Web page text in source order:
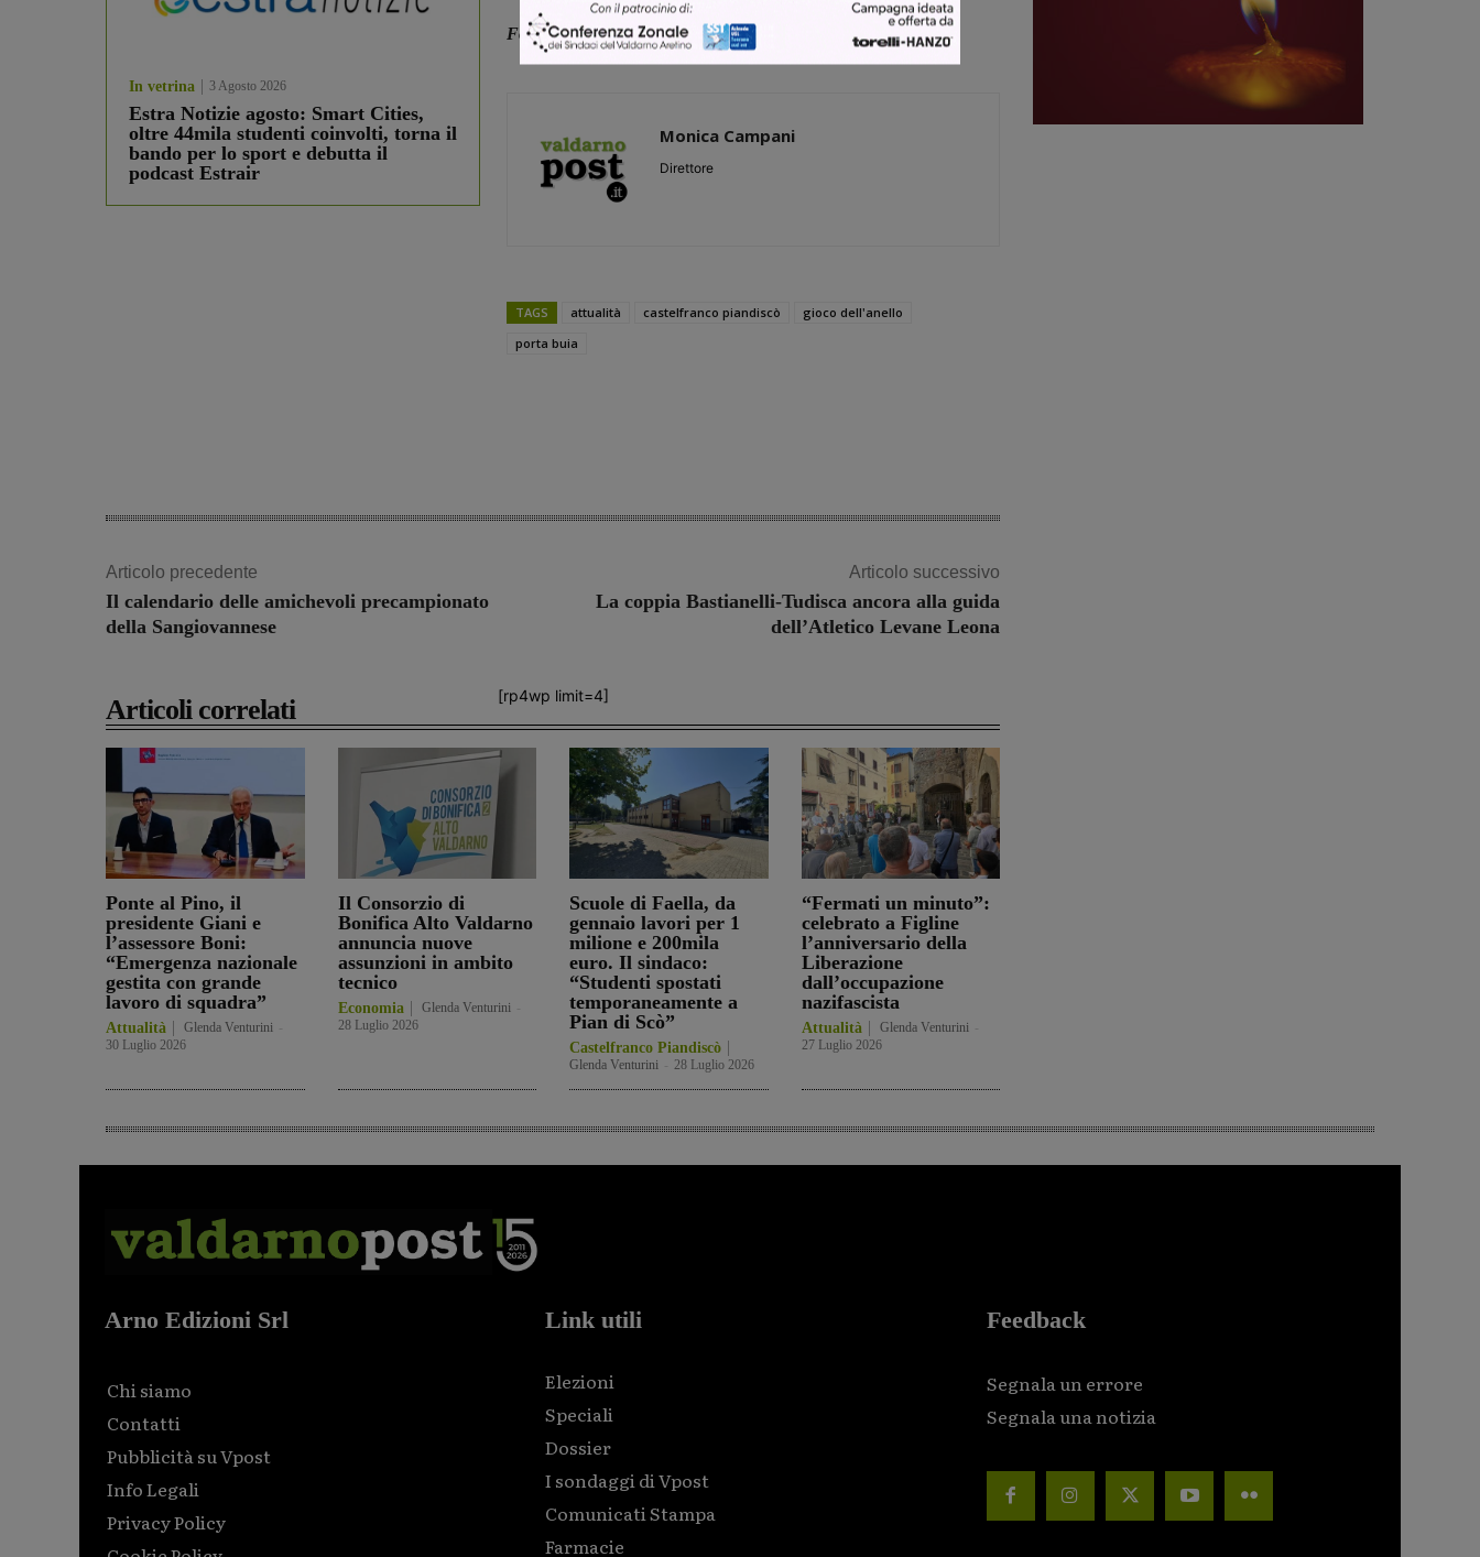
In vetrina 3 Agosto 2026
Estra Notizie agosto: Smart Cities,
oltre 44mila studenti coinvolti, torna il
bando per lo sport e debutta il
podcast Estrair
Foto di Emma Gironi
Monica Campani
Direttore
TAGS attualità castelfranco piandiscò
gioco dell'anello
porta buia
Articolo precedente
Il calendario delle amichevoli precampionato
della Sangiovannese
Articolo successivo
La coppia Bastianelli-Tudisca ancora alla guida
dell’Atletico Levane Leona
[rp4wp limit=4]
Articoli correlati
Ponte al Pino, il
presidente Giani e
l’assessore Boni:
“Emergenza nazionale
gestita con grande
lavoro di squadra”
Attualità Glenda Venturini
30 Luglio 2026
Il Consorzio di
Bonifica Alto Valdarno
annuncia nuove
assunzioni in ambito
tecnico
Economia Glenda Venturini
28 Luglio 2026
Scuole di Faella, da
gennaio lavori per 1
milione e 200mila
euro. Il sindaco:
“Studenti spostati
temporaneamente a
Pian di Scò”
Castelfranco Piandiscò
Glenda Venturini 28 Luglio 2026
“Fermati un minuto”:
celebrato a Figline
l’anniversario della
Liberazione
dall’occupazione
nazifascista
Attualità Glenda Venturini
27 Luglio 2026
Arno Edizioni Srl
Chi siamo
Contatti
Pubblicità su Vpost
Info Legali
Privacy Policy
Link utili
Elezioni
Speciali
Dossier
I sondaggi di Vpost
Comunicati Stampa
Farmacie
Feedback
Segnala un errore
Segnala una notizia